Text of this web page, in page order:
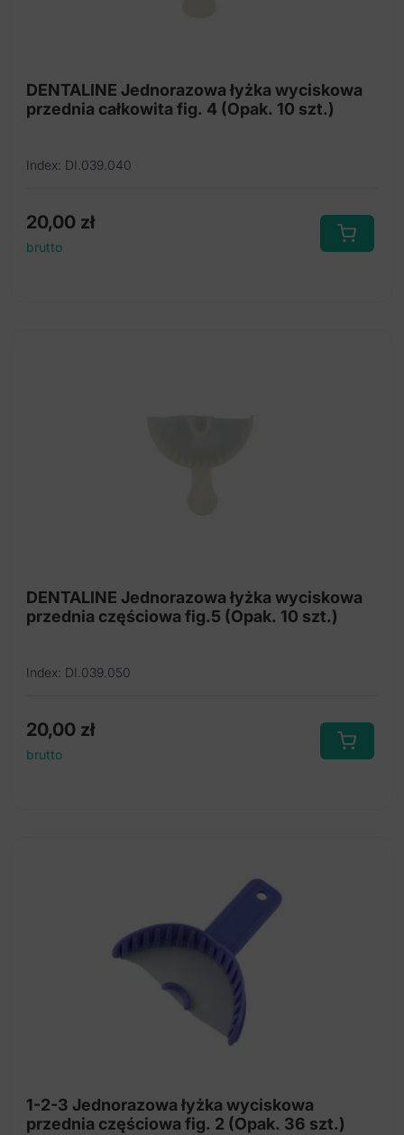
DENTALINE Jednorazowa łyżka wyciskowa
przednia całkowita fig. 4 (Opak. 10 szt.)
Index: DI.039.040
20,00 zł
brutto
DENTALINE Jednorazowa łyżka wyciskowa
przednia częściowa fig.5 (Opak. 10 szt.)
Index: DI.039.050
20,00 zł
brutto
1-2-3 Jednorazowa łyżka wyciskowa
przednia częściowa fig. 2 (Opak. 36 szt.)